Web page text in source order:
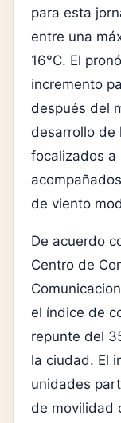
para esta
entre una
16°C. El
incremento
después del
desarrollo de
focalizados a
de viento
De acuerdo
Centro de
el índice de
repunte del
la ciudad. El
unidades
de movilidad